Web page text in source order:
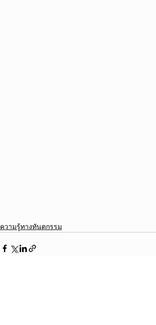
ความรู้ทางทันตกรรม